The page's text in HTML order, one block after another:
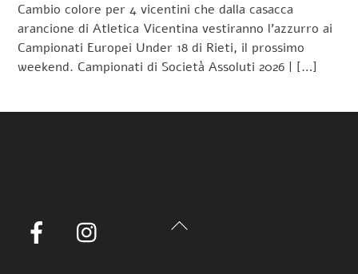
Cambio colore per 4 vicentini che dalla casacca
arancione di Atletica Vicentina vestiranno l’azzurro ai
Campionati Europei Under 18 di Rieti, il prossimo
weekend. Campionati di Società Assoluti 2026 | […]
Back
Facebook